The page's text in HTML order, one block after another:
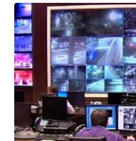
01.01.2015